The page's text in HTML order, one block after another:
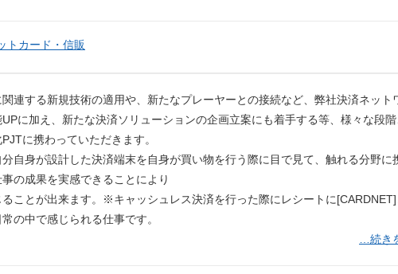
トカード・信販
連する新規技術の適用や、新たなプレーヤーとの接続など、弊社決済ネット
に加え、新たな決済ソリューションの企画立案にも着手する等、様々な段階
に携わっていただきます。
自身が設計した決済端末を自身が買い物を行う際に目で見て、触れる分野に
の成果を実感できることにより
ことが出来ます。※キャッシュレス決済を行った際にレシートに[CARDNET]
の中で感じられる仕事です。
…続き